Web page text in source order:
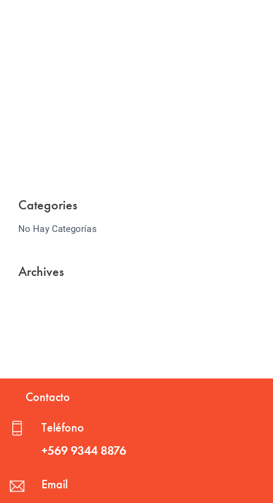
Categories
No Hay Categorías
Archives
Contacto
Teléfono
+569 9344 8876
Email